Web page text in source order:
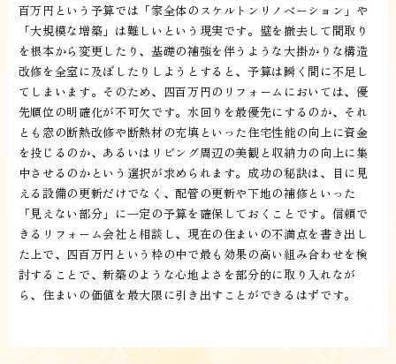
百万円という予算では「家全体のスケルトンリノベーション」や
「大規模な増築」は難しいという現実です。壁を撤去して間取り
を根本から変更したり、基礎の補強を伴うような大掛かりな構造
改修を全室に及ぼしたりしようとすると、予算は瞬く間に不足し
てしまいます。そのため、四百万円のリフォームにおいては、優
先順位の明確化が不可欠です。水回りを最優先にするのか、それ
とも窓の断熱改修や断熱材の充填といった住宅性能の向上に資金
を投じるのか、あるいはリビング周辺の美観と収納力の向上に集
中させるのかという選択が求められます。成功の秘訣は、目に見
える設備の更新だけでなく、配管の更新や下地の補修といった
「見えない部分」に一定の予算を確保しておくことです。信頼で
きるリフォーム会社と相談し、現在の住まいの不満点を書き出し
た上で、四百万円という枠の中で最も効果の高い組み合わせを検
討することで、新築のような心地よさを部分的に取り入れなが
ら、住まいの価値を最大限に引き出すことができるはずです。